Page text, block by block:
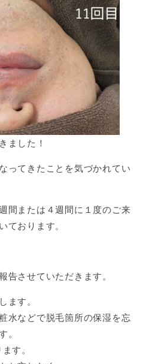
ました！
ってきたことを気づかれてい
間または４週間に１度のご来
ております。
告させていただきます。
ます。
水などで脱毛箇所の保湿を忘
。
す。